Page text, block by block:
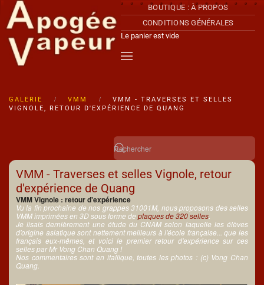
Accéder au contenu principal
BOUTIQUE : À PROPOS
CONDITIONS GÉNÉRALES
Le panier est vide
GALERIE VMM
VMM - TRAVERSES ET SELLES
VIGNOLE, RETOUR D'EXPÉRIENCE DE QUANG
VMM - Traverses et selles Vignole, retour
d'expérience de Quang
VMM Vignole : retour d'expérience
Vu la fin prochaine de nos grappes 31001M, nous proposons des selles
VMM imprimées en 3D sous forme deplaques de 320 selles
Je lisais dernièrement une étude du CNAM selon laquelle les élèves
d'origine asiatique sont nettement meilleurs à l'école française... que les
français eux-mêmes, et voici le premier retour d'expérience sur ces
selles par Mr Vong Chan Quang !
Nos commentaires sont en itallique, toutes les photos : (c) Vong Chan
Quang.